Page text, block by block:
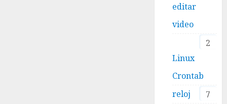
editar
video
2
Linux
Crontab
7
reloj